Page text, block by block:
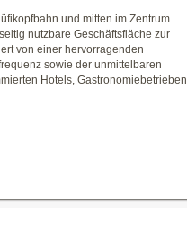
und mitten im Zentrum
nutzbare Geschäftsfläche zur
von einer hervorragenden
sowie der unmittelbaren
Hotels, Gastronomiebetrieben